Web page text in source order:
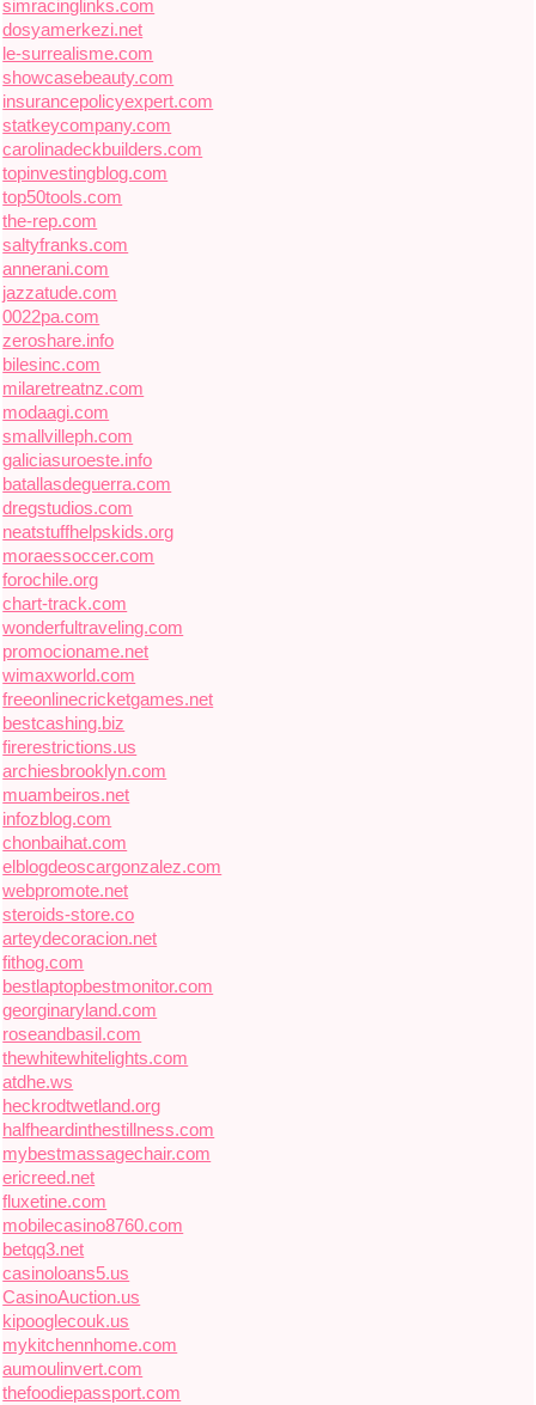
simracinglinks.com
dosyamerkezi.net
le-surrealisme.com
showcasebeauty.com
insurancepolicyexpert.com
statkeycompany.com
carolinadeckbuilders.com
topinvestingblog.com
top50tools.com
the-rep.com
saltyfranks.com
annerani.com
jazzatude.com
0022pa.com
zeroshare.info
bilesinc.com
milaretreatnz.com
modaagi.com
smallvilleph.com
galiciasuroeste.info
batallasdeguerra.com
dregstudios.com
neatstuffhelpskids.org
moraessoccer.com
forochile.org
chart-track.com
wonderfultraveling.com
promocioname.net
wimaxworld.com
freeonlinecricketgames.net
bestcashing.biz
firerestrictions.us
archiesbrooklyn.com
muambeiros.net
infozblog.com
chonbaihat.com
elblogdeoscargonzalez.com
webpromote.net
steroids-store.co
arteydecoracion.net
fithog.com
bestlaptopbestmonitor.com
georginaryland.com
roseandbasil.com
thewhitewhitelights.com
atdhe.ws
heckrodtwetland.org
halfheardinthestillness.com
mybestmassagechair.com
ericreed.net
fluxetine.com
mobilecasino8760.com
betqq3.net
casinoloans5.us
CasinoAuction.us
kipooglecouk.us
mykitchennhome.com
aumoulinvert.com
thefoodiepassport.com